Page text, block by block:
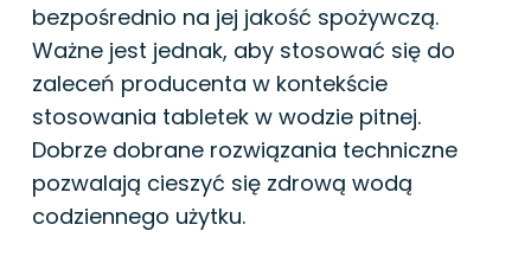
bezpośrednio na jej jakość spożywczą.
Ważne jest jednak, aby stosować się do
zaleceń producenta w kontekście
stosowania tabletek w wodzie pitnej.
Dobrze dobrane rozwiązania techniczne
pozwalają cieszyć się zdrową wodą
codziennego użytku.